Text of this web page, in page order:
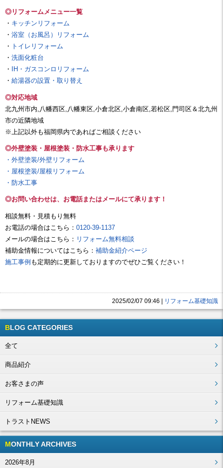
◎リフォームメニュー一覧
・ キッチンリフォーム
・ 浴室（お風呂）リフォーム
・ トイレリフォーム
・ 洗面化粧台
・
IH・ガスコンロリフォーム
・ 給湯器の設置・取り替え
◎対応地域
北九州市内,八幡西区,八幡東区,小倉北区,小倉南区,若松区,門司区＆北九州
市の近隣地域
※上記以外も福岡県内であればご相談ください
◎外壁塗装・屋根塗装・防水工事も承ります
・外壁塗装/外壁リフォーム
・屋根塗装/屋根リフォーム
・防水工事
◎お問い合わせは、お電話またはメールにて承ります！
相談無料・見積もり無料
お電話の場合はこちら： 0120-39-1137
メールの場合はこちら： リフォーム無料相談
補助金情報についてはこちら： 補助金紹介ページ
施工事例 も定期的に更新しておりますのでぜひご覧ください！
2025/02/07 09:46 リフォーム基礎知識
BLOG CATEGORIES
全て
商品紹介
お客さまの声
リフォーム基礎知識
トラストNEWS
MONTHLY ARCHIVES
2026年8月